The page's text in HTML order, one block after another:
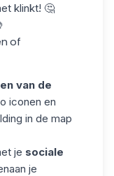
klinkt! 🤔
of
van de
iconen en
in de map
je sociale
je